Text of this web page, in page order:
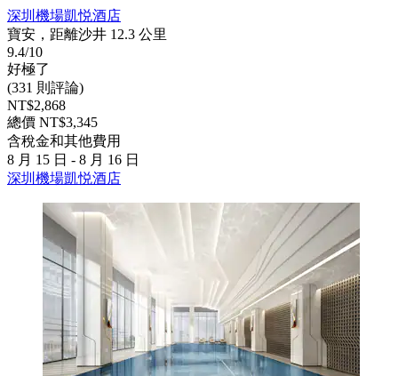
深圳機場凱悦酒店
寶安，距離沙井 12.3 公里
9.4/10
好極了
(331 則評論)
NT$2,868
總價 NT$3,345
含稅金和其他費用
8 月 15 日 - 8 月 16 日
深圳機場凱悦酒店